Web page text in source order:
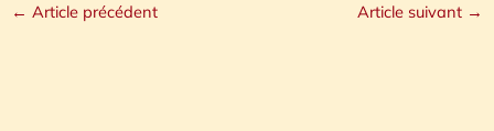
← Article précédent Article suivant →